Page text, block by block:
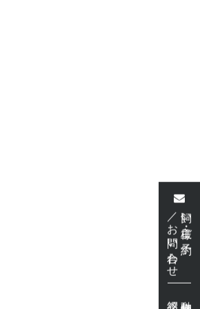
飼い主様・ご予約
／お問い合わせ